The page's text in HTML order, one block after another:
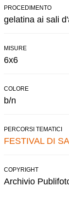
PROCEDIMENTO
gelatina ai sali
MISURE
6x6
COLORE
b/n
PERCORSI TEMATICI
FESTIVAL DI
COPYRIGHT
Archivio